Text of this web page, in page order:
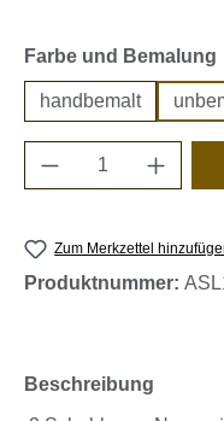
Farbe und Bemalung
handbemalt
Produkt
Zum Merkzettel
Produktnummer:
Beschreibung